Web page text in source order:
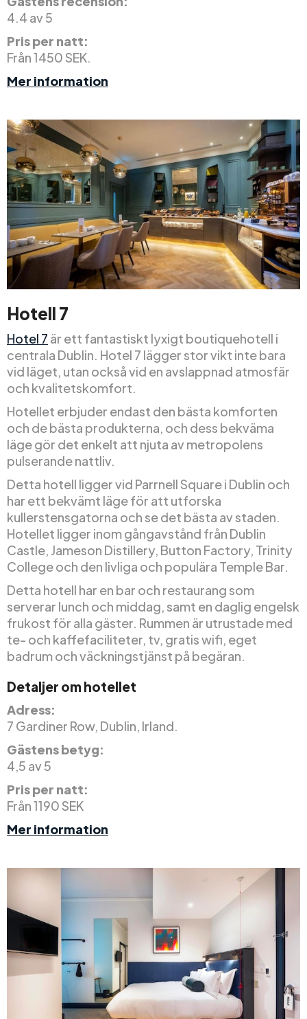
4.4 av 5
Pris per natt:
Från 1450 SEK.
Mer information
Hotell 7
Hotel 7 är ett fantastiskt lyxigt boutiquehotell i
centrala Dublin. Hotel 7 lägger stor vikt inte bara
vid läget, utan också vid en avslappnad atmosfär
och kvalitetskomfort.
Hotellet erbjuder endast den bästa komforten
och de bästa produkterna, och dess bekväma
läge gör det enkelt att njuta av metropolens
pulserande nattliv.
Detta hotell ligger vid Parrnell Square i Dublin och
har ett bekvämt läge för att utforska
kullerstensgatorna och se det bästa av staden.
Hotellet ligger inom gångavstånd från Dublin
Castle, Jameson Distillery, Button Factory, Trinity
College och den livliga och populära Temple Bar.
Detta hotell har en bar och restaurang som
serverar lunch och middag, samt en daglig engelsk
frukost för alla gäster. Rummen är utrustade med
te- och kaffefaciliteter, tv, gratis wifi, eget
badrum och väckningstjänst på begäran.
Detaljer om hotellet
Adress:
7 Gardiner Row, Dublin, Irland.
Gästens betyg:
4,5 av 5
Pris per natt:
Från 1190 SEK
Mer information